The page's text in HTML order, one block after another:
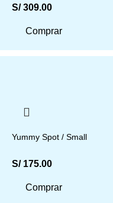
S/309.00
Comprar
Yummy Spot / Small
S/175.00
Comprar